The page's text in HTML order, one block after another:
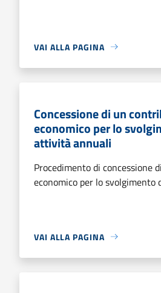
VAI ALLA PAGINA
Concessione di un
economico per lo
attività annuali
Procedimento di concessione
economico per lo
VAI ALLA PAGINA